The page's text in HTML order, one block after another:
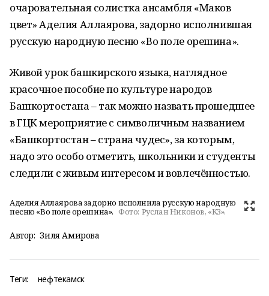
очаровательная солистка ансамбля «Маков
цвет» Аделия Аллаярова, задорно исполнившая
русскую народную песню «Во поле орешина».
Живой урок башкирского языка, наглядное
красочное пособие по культуре народов
Башкортостана – так можно назвать прошедшее
в ГЦК мероприятие с символичным названием
«Башкортостан – страна чудес», за которым,
надо это особо отметить, школьники и студенты
следили с живым интересом и вовлечённостью.
Аделия Аллаярова задорно исполнила русскую народную
песню «Во поле орешина». Фото: Руслан Никонов, «КЗ».
Автор: Зиля Амирова
Теги: нефтекамск